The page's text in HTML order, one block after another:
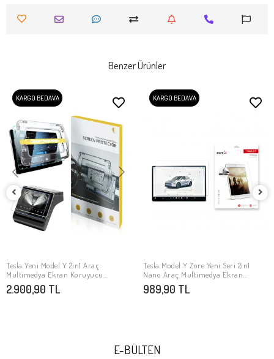
Benzer Ürünler
KARGO BEDAVA
SEPETE EKLE
Tesla Yeni Model Y 2in1 Araç
Multimedya Ekran Koruyucu
Uygulama Aparatlı Zore Premium
Temperli Cam Ekran Koruyucu
2.900,90 TL
KARGO BEDAVA
SEPETE EKLE
Tesla Model Y Zore Yeni Seri 2in1
Nano Araç Multimedya Ekran
Koruyucu
989,90 TL
E-BÜLTEN